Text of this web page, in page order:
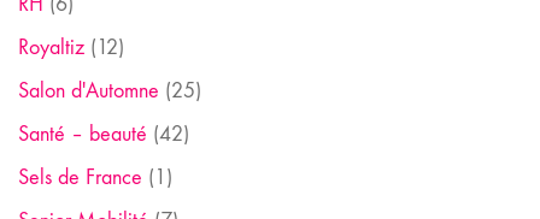
Royaltiz (12)
Salon d'Automne (25)
Santé – beauté (42)
Sels de France (1)